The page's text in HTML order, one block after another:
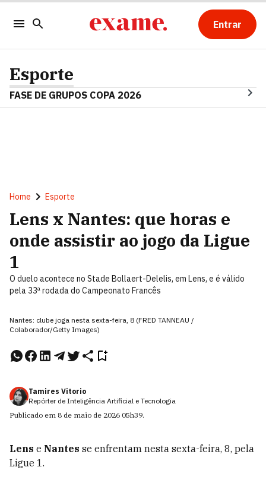
Entrar
Esporte
FASE DE GRUPOS COPA 2026
Home Esporte
Lens x Nantes: que horas e
onde assistir ao jogo da Ligue
1
O duelo acontece no Stade Bollaert-Delelis, em Lens, e é válido
pela 33ª rodada do Campeonato Francês
Nantes: clube joga nesta sexta-feira, 8 (FRED TANNEAU /
Colaborador/Getty Images)
Tamires Vitorio
Repórter de Inteligência Artificial e Tecnologia
Publicado em 8 de maio de 2026 05h39.
Lens e Nantes se enfrentam nesta sexta-feira, 8, pela
Ligue 1.